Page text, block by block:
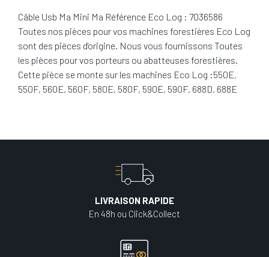
Câble Usb Ma Mini Ma Référence Eco Log : 7036586
Toutes nos pièces pour vos machines forestières Eco Log
sont des pièces d'origine. Nous vous fournissons Toutes
les pièces pour vos porteurs ou abatteuses forestières.
Cette pièce se monte sur les machines Eco Log :550E,
550F, 560E, 560F, 580E, 580F, 590E, 590F, 688D, 688E
LIVRAISON RAPIDE
En 48h ou Click&Collect